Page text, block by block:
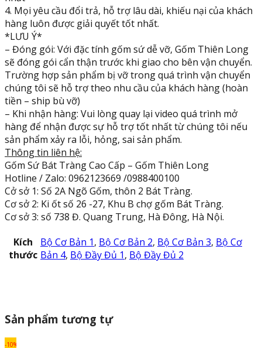
4. Mọi yêu cầu đổi trả, hỗ trợ lâu dài, khiếu nại của khách
hàng luôn được giải quyết tốt nhất.
*LƯU Ý*
– Đóng gói: Với đặc tính gốm sứ dễ vỡ, Gốm Thiên Long
sẽ đóng gói cẩn thận trước khi giao cho bên vận chuyển.
Trường hợp sản phẩm bị vỡ trong quá trình vận chuyển
chúng tôi sẽ hỗ trợ theo nhu cầu của khách hàng (hoàn
tiền – ship bù vỡ)
– Khi nhận hàng: Vui lòng quay lại video quá trình mở
hàng để nhận được sự hỗ trợ tốt nhất từ chúng tôi nếu
sản phẩm xảy ra lỗi, hỏng, sai sản phẩm.
Thông tin liên hệ:
Gốm Sứ Bát Tràng Cao Cấp – Gốm Thiên Long
Hotline / Zalo: 0962123669 /0988400100
Cở sở 1: Số 2A Ngõ Gốm, thôn 2 Bát Tràng.
Cơ sở 2: Ki ốt số 26 -27, Khu B chợ gốm Bát Tràng.
Cơ sở 3: số 738 Đ. Quang Trung, Hà Đông, Hà Nội.
Kích
thước
Bộ Cơ Bản 1, Bộ Cơ Bản 2, Bộ Cơ Bản 3, Bộ Cơ
Bản 4, Bộ Đầy Đủ 1, Bộ Đầy Đủ 2
Sản phẩm tương tự
-10%